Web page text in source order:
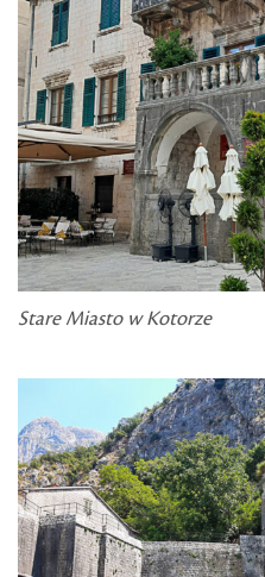
Stare Miasto w Kotorze